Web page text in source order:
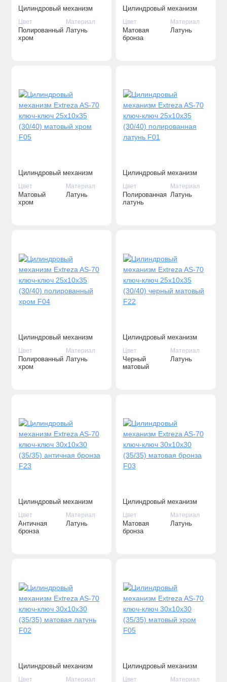
Цилиндровый механизм
Extreza AS-60С ключ-
вертушка 25x10x25 (30/30)
полированный хром F04 (с
Цвет
Полированный
хром
Материал
Латунь
Цилиндровый механизм
Extreza AS-70 ключ-ключ
25x10x35 (30/40) матовая
бронза F03
Цвет
Матовая
бронза
Материал
Латунь
Цилиндровый механизм
Extreza AS-70 ключ-ключ
25x10x35 (30/40) матовый
хром F05
Цвет
Матовый
хром
Материал
Латунь
Цилиндровый механизм
Extreza AS-70 ключ-ключ
25x10x35 (30/40)
полированная латунь F01
Цвет
Полированная
латунь
Материал
Латунь
Цилиндровый механизм
Extreza AS-70 ключ-ключ
25x10x35 (30/40)
полированный хром F04
Цвет
Полированный
хром
Материал
Латунь
Цилиндровый механизм
Extreza AS-70 ключ-ключ
25x10x35 (30/40) черный
матовый F22
Цвет
Черный
матовый
Материал
Латунь
Цилиндровый механизм
Extreza AS-70 ключ-ключ
30x10x30 (35/35) античная
бронза F23
Цвет
Античная
бронза
Материал
Латунь
Цилиндровый механизм
Extreza AS-70 ключ-ключ
30x10x30 (35/35) матовая
бронза F03
Цвет
Матовая
бронза
Материал
Латунь
Цилиндровый механизм
Extreza AS-70 ключ-ключ
Цвет Материал
Цилиндровый механизм
Extreza AS-70 ключ-ключ
Цвет Материал